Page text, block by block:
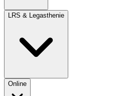
LRS & Legasthenie
Online